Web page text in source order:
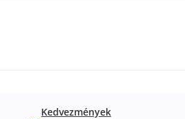
Kedvezmények